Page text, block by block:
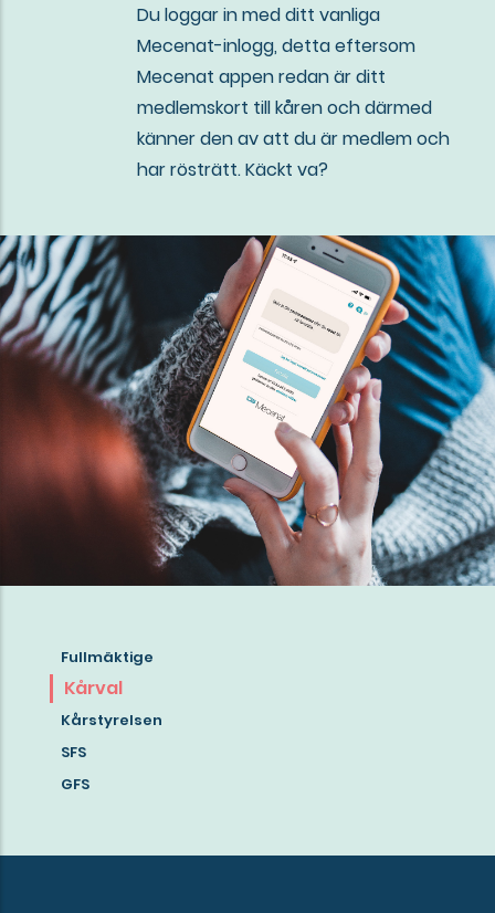
Du loggar in med ditt vanliga
Mecenat-inlogg, detta eftersom
Mecenat appen redan är ditt
medlemskort till kåren och därmed
känner den av att du är medlem och
har rösträtt. Käckt va?
Läs
Göta
interna
Fullmäktige
Kårval
Kårstyrelsen
SFS
GFS